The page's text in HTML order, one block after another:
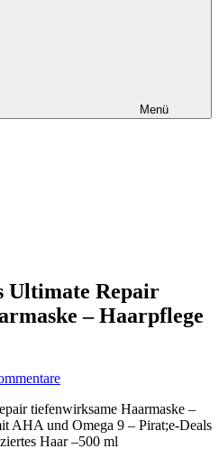
Menü
Ultimate Repair
– Haarpflege
tiefenwirksame Haarmaske –
AHA und Omega 9 – Pirat;e-Deals
Haar –500 ml